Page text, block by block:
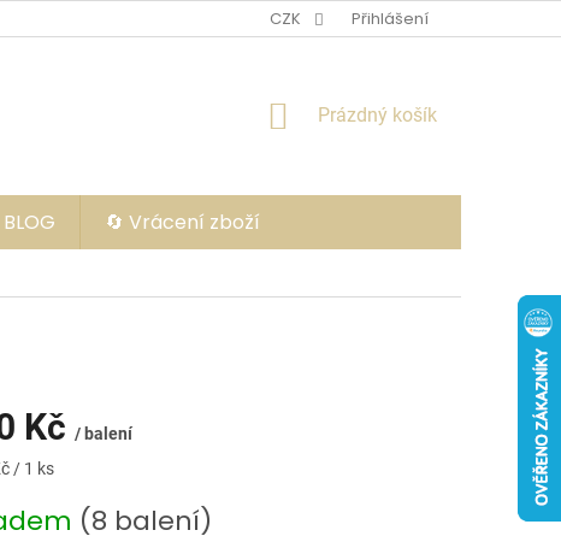
CZK Přihlášení
NÁKUPNÍ
Prázdný košík
🔄 Vrácení zboží
Kč / balení
/ 1 ks
(8 balení)